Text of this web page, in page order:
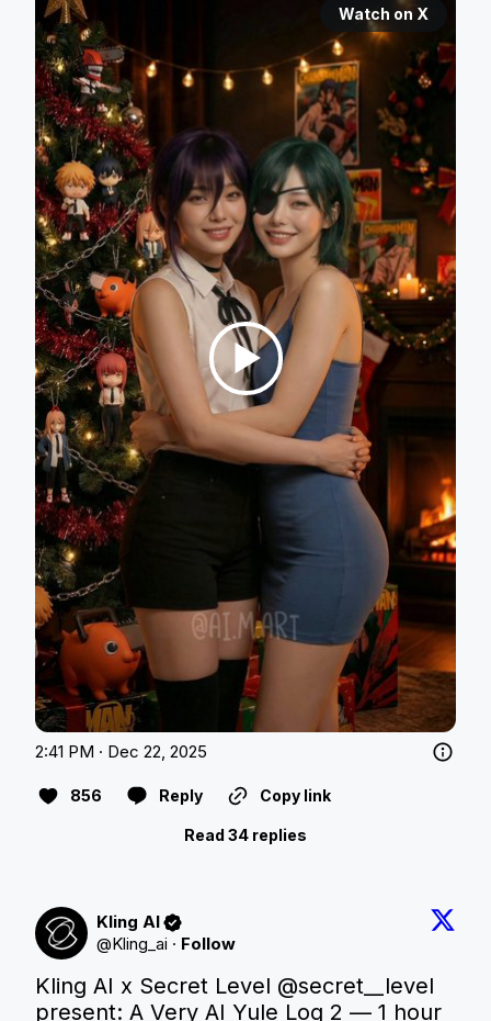
Watch on X
2:41 PM · Dec 22, 2025
856 Reply Copy link
Read 34 replies
Kling AI
@Kling_ai · Follow
Kling AI x Secret Level @secret__level
present: A Very AI Yule Log 2 — 1 hour